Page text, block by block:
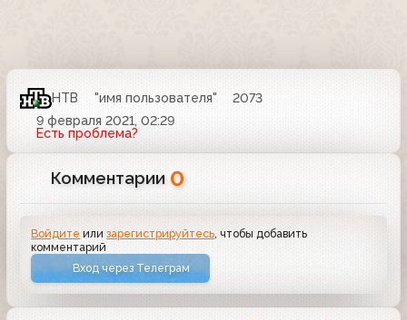
НТВ "имя пользователя"
2073
9 февраля 2021, 02:29
Есть проблема?
Комментарии 0
Войдите илизарегистрируйтесь , чтобы добавить
комментарий
Вход через Телеграм